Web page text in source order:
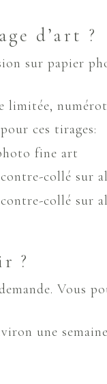
d’art ?
sur papier
limitée,
ces tirages:
fine art
collé sur
collé sur
?
une